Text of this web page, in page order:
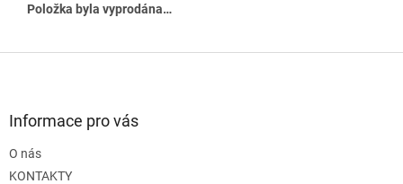
Položka byla vyprodána…
Informace pro vás
O nás
KONTAKTY